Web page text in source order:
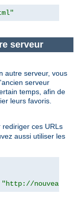
serveur
autre serveur, vous
serveur
temps, afin de
leurs favoris.
rediriger ces URLs
aussi utiliser les
"http://